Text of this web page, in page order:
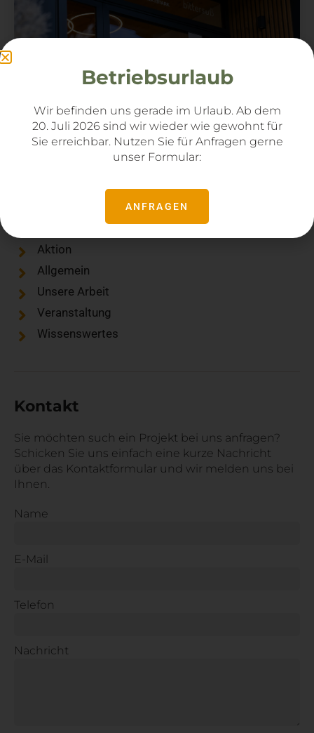
Tag der offenen Tür bei
Bellut: Regionales Handwerk
entdecken am 12. Oktober
2025
Aktion
Allgemein
Unsere Arbeit
Veranstaltung
Wissenswertes
Kontakt
Sie möchten such ein Projekt bei uns anfragen?
Schicken Sie uns einfach eine kurze Nachricht
über das Kontaktformular und wir melden uns bei
Ihnen.
Name
E-Mail
Telefon
Nachricht
Betriebsurlaub
Wir befinden uns gerade im Urlaub. Ab dem
20. Juli 2026 sind wir wieder wie gewohnt für
Sie erreichbar. Nutzen Sie für Anfragen gerne
unser Formular:
ANFRAGEN